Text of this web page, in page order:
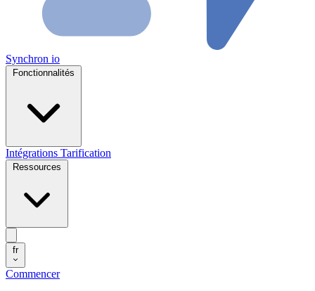
Synchron io
Intégrations Tarification
fr
Commencer